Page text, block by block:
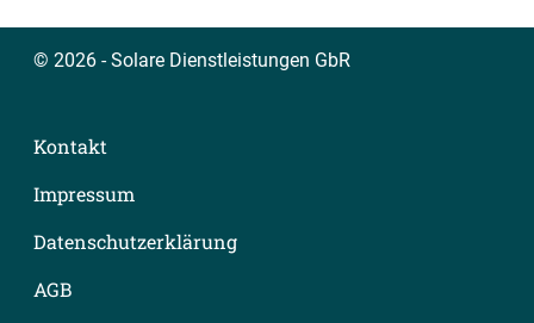
© 2026 - Solare Dienstleistungen GbR
Kontakt
Impressum
Datenschutzerklärung
AGB